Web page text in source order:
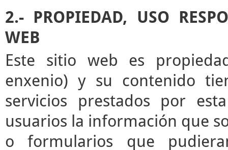
2.- PROPIEDAD, USO
WEB
Este sitio web es
enxenio) y su contenido
servicios prestados por
usuarios la información que
o formularios que